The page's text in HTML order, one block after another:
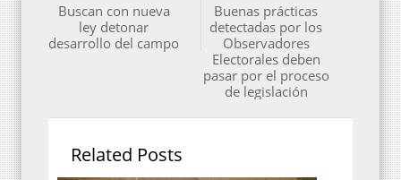
Buenas prácticas
detectadas por los
Observadores
Electorales deben
pasar por el proceso
de legislación
Buscan con nueva
ley detonar
desarrollo del campo
Related Posts